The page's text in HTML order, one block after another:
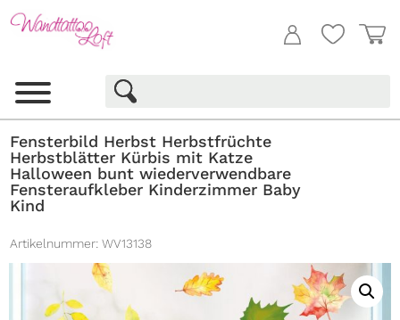
Fensterbild Herbst Herbstfrüchte
Herbstblätter Kürbis mit Katze
Halloween bunt wiederverwendbare
Fensteraufkleber Kinderzimmer Baby
Kind
Artikelnummer: WV13138